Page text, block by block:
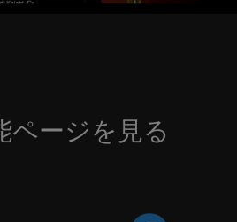
ページを見る